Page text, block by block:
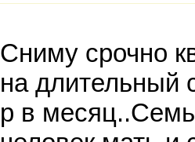
Сниму срочно
на длительный
р в